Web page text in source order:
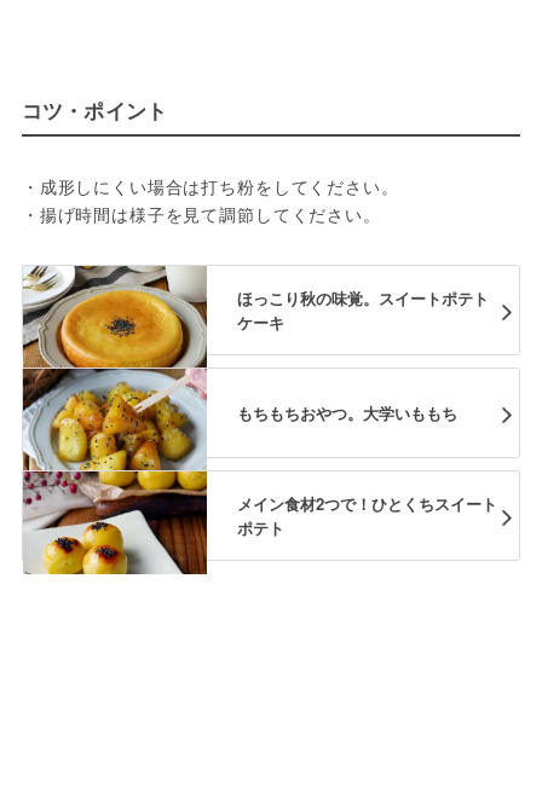
コツ・ポイント
・成形しにくい場合は打ち粉をしてください。
・揚げ時間は様子を見て調節してください。
ほっこり秋の味覚。スイートポテト
ケーキ
もちもちおやつ。大学いももち
メイン食材2つで！ひとくちスイート
ポテト